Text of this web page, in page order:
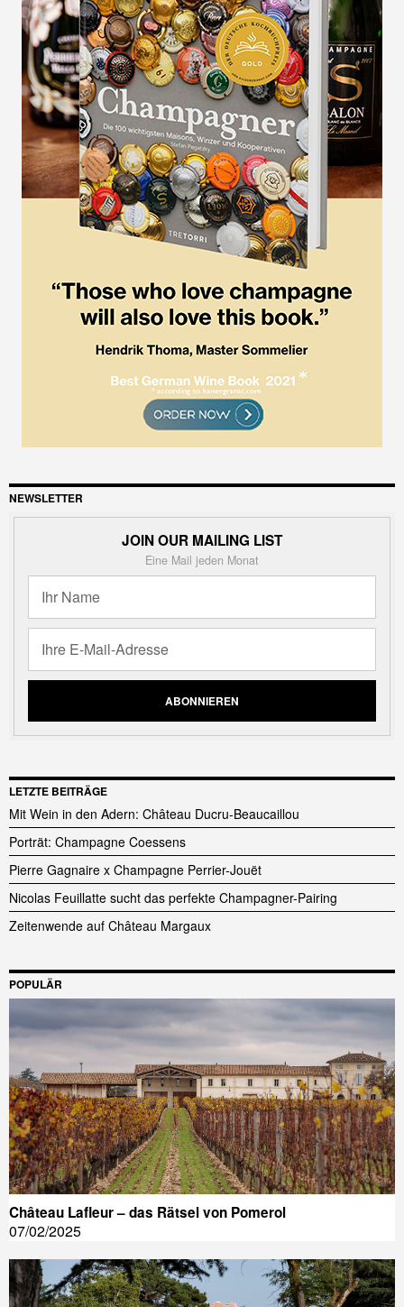
NEWSLETTER
JOIN OUR MAILING LIST
Eine Mail jeden Monat
LETZTE BEITRÄGE
Mit Wein in den Adern: Château Ducru-Beaucaillou
Porträt: Champagne Coessens
Pierre Gagnaire x Champagne Perrier-Jouët
Nicolas Feuillatte sucht das perfekte Champagner-Pairing
Zeitenwende auf Château Margaux
POPULÄR
Château Lafleur – das Rätsel von Pomerol
07/02/2025